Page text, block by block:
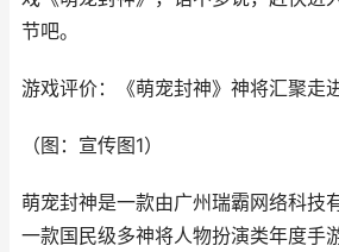
节吧。
游戏评价：《萌宠封神》神将汇聚走
（图：宣传图1）
萌宠封神是一款由广州瑞霸网络科技
一款国民级多神将人物扮演类年度手